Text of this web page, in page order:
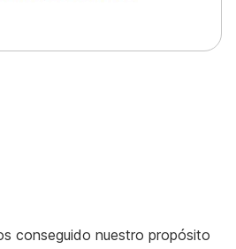
conseguido nuestro propósito